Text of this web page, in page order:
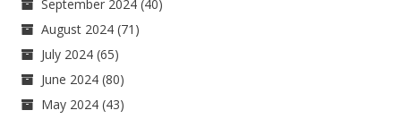
September 2024 (40)
August 2024 (71)
July 2024 (65)
June 2024 (80)
May 2024 (43)